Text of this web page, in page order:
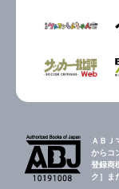
ＡＢＪ
からコ
登録商
ク］ま